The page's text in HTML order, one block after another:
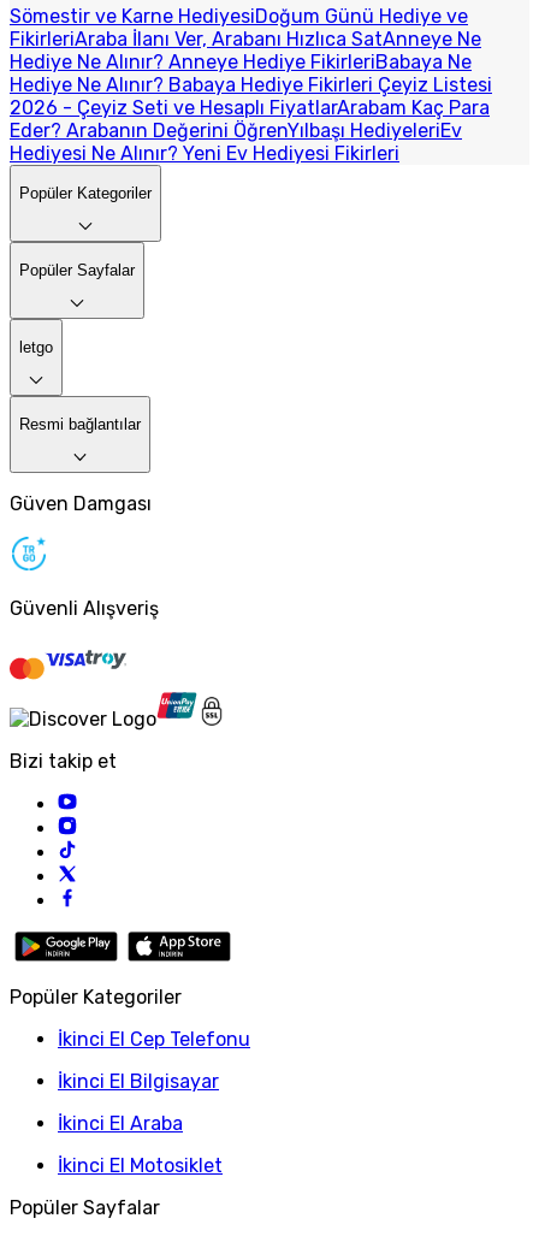
Sömestir ve Karne HediyesiDoğum Günü Hediye ve
FikirleriAraba İlanı Ver, Arabanı Hızlıca SatAnneye Ne
Hediye Ne Alınır? Anneye Hediye FikirleriBabaya Ne
Hediye Ne Alınır? Babaya Hediye Fikirleri Çeyiz Listesi
2026 - Çeyiz Seti ve Hesaplı FiyatlarArabam Kaç Para
Eder? Arabanın Değerini ÖğrenYılbaşı HediyeleriEv
Hediyesi Ne Alınır? Yeni Ev Hediyesi Fikirleri
Popüler Kategoriler
Popüler Sayfalar
letgo
Resmi bağlantılar
Güven Damgası
Güvenli Alışveriş
Bizi takip et
Popüler Kategoriler
İkinci El Cep Telefonu
İkinci El Bilgisayar
İkinci El Araba
İkinci El Motosiklet
Popüler Sayfalar